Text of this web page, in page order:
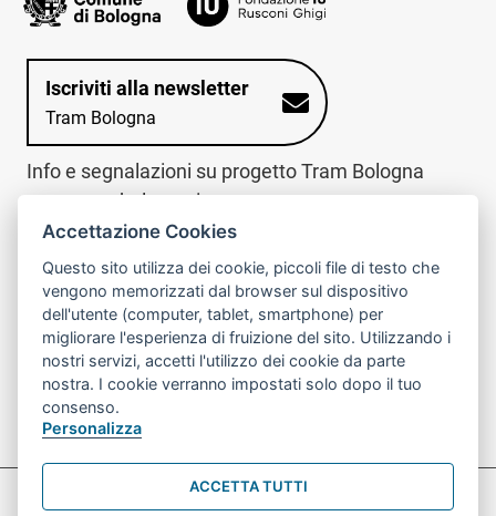
Iscriviti alla newsletter
Tram Bologna
Info e segnalazioni su progetto Tram Bologna
www.trambologna.it
trova infopoint sulla mappa interattiva
Trova l'infopoint
più vicino
telefona al call center
Chiama il call
center
800078611
Contatto cantiere per emergenze nei giorni festivi
o nelle ore notturne:366 65 36 063
Preferenze Cookie prova
Accettazione Cookies
Questo sito utilizza dei cookie, piccoli file di testo che
vengono memorizzati dal browser sul dispositivo
dell'utente (computer, tablet, smartphone) per
migliorare l'esperienza di fruizione del sito. Utilizzando i
nostri servizi, accetti l'utilizzo dei cookie da parte
nostra. I cookie verranno impostati solo dopo il tuo
consenso.
Personalizza
ACCETTA TUTTI